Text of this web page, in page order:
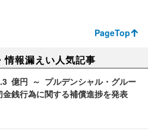
PageTop
情報漏えい人気記事
億円 ～ プルデンシャル・グルー
金銭行為に関する補償進捗を発表